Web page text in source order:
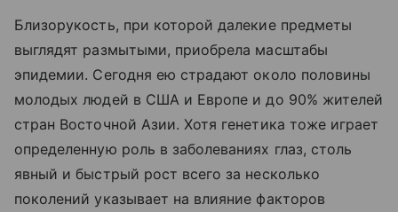
Близорукость, при которой далекие предметы
выглядят размытыми, приобрела масштабы
эпидемии. Сегодня ею страдают около половины
молодых людей в США и Европе и до 90% жителей
стран Восточной Азии. Хотя генетика тоже играет
определенную роль в заболеваниях глаз, столь
явный и быстрый рост всего за несколько
поколений указывает на влияние факторов